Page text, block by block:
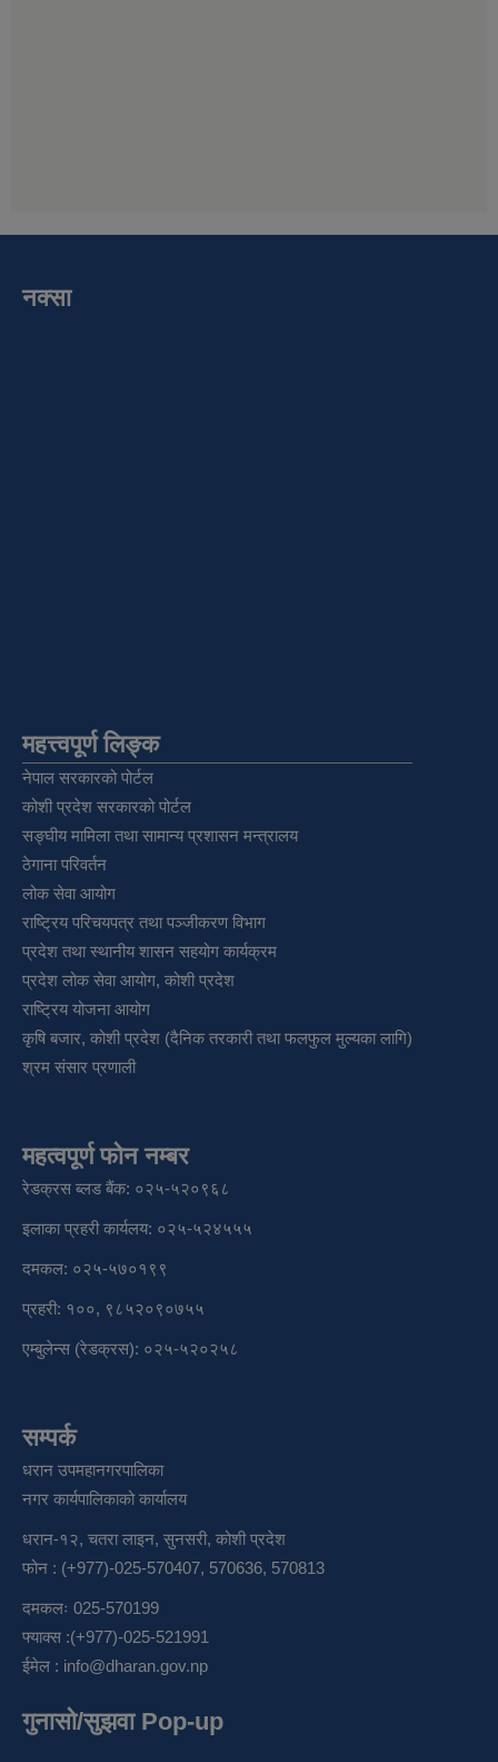
नक्सा
महत्त्वपूर्ण लिङ्क
नेपाल सरकारको पोर्टल
कोशी प्रदेश सरकारको पोर्टल
सङ्‍घीय मामिला तथा सामान्य प्रशासन मन्त्रालय
ठेगाना परिवर्तन
लोक सेवा आयोग
राष्ट्रिय परिचयपत्र तथा पञ्‍जीकरण विभाग
प्रदेश तथा स्थानीय शासन सहयोग कार्यक्रम
प्रदेश लोक सेवा आयोग, कोशी प्रदेश
राष्ट्रिय योजना आयोग
कृषि बजार, कोशी प्रदेश (दैनिक तरकारी तथा फलफुल मुल्यका लागि)
श्रम संसार प्रणाली
महत्वपूर्ण फोन नम्बर
रेडक्रस ब्लड बैंक: ०२५-५२०९६८
इलाका प्रहरी कार्यलय: ०२५-५२४५५५
दमकल: ०२५-५७०१९९
प्रहरी: १००, ९८५२०९०७५५
एम्बुलेन्स (रेडक्रस): ०२५-५२०२५८
सम्पर्क
धरान उपमहानगरपालिका
नगर कार्यपालिकाको कार्यालय
धरान-१२, चतरा लाइन, सुनसरी, कोशी प्रदेश
फोन : (+977)-025-570407, 570636, 570813
दमकलः 025-570199
फ्याक्स :(+977)-025-521991
ईमेल : info@dharan.gov.np
गुनासो/सुझवा Pop-up